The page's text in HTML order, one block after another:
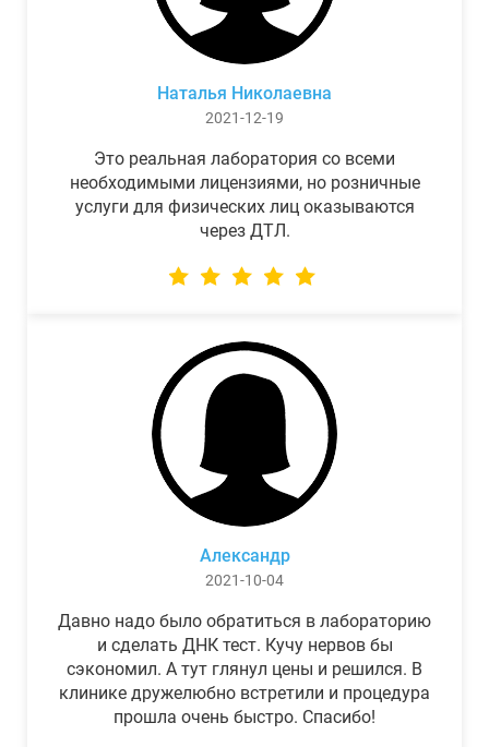
Наталья Николаевна
2021-12-19
Это реальная лаборатория со всеми
необходимыми лицензиями, но розничные
услуги для физических лиц оказываются
через ДТЛ.
Александр
2021-10-04
Давно надо было обратиться в лабораторию
и сделать ДНК тест. Кучу нервов бы
сэкономил. А тут глянул цены и решился. В
клинике дружелюбно встретили и процедура
прошла очень быстро. Спасибо!